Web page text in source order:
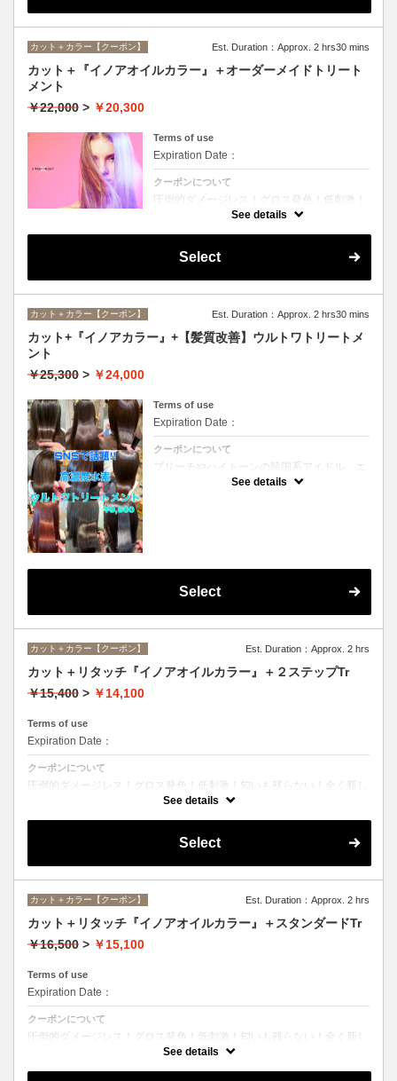
カット＋カラー【クーポン】 Est. Duration：Approx. 2 hrs30 mins
カット＋『イノアオイルカラー』＋オーダーメイドトリート
メント
￥22,000 > ￥20,300
Terms of use
Expiration Date：
クーポンについて
圧倒的ダメージレス！グロス発色！低刺激！
匂いも残らない！全く新しい処方のイノアオ
イルカラーのセットメニュー☆シャンプー、
ブロー込み。※リタッチカラーの場合は
See details
Select
カット＋カラー【クーポン】 Est. Duration：Approx. 2 hrs30 mins
カット+『イノアカラー』+【髪質改善】ウルトワトリートメ
ント
￥25,300 > ￥24,000
Terms of use
Expiration Date：
クーポンについて
ブリーチやハイトーンの韓国系アイドル、エ
イジング毛にお悩みの美魔女も夢中！全ての
世代、髪質、メニューに対応できる髪質改善
See details
Select
カット＋カラー【クーポン】 Est. Duration：Approx. 2 hrs
カット＋リタッチ『イノアオイルカラー』＋２ステップTr
￥15,400 > ￥14,100
Terms of use
Expiration Date：
クーポンについて
圧倒的ダメージレス！グロス発色！低刺激！匂いも残らない！全く新し
い処方のイノアオイルカラーのセットメニュー☆シャンプー、ブロー込
See details
Select
カット＋カラー【クーポン】 Est. Duration：Approx. 2 hrs
カット＋リタッチ『イノアオイルカラー』＋スタンダードTr
￥16,500 > ￥15,100
Terms of use
Expiration Date：
クーポンについて
圧倒的ダメージレス！グロス発色！低刺激！匂いも残らない！全く新し
い処方のイノアオイルカラーのセットメニュー☆シャンプー、ブロー込
See details